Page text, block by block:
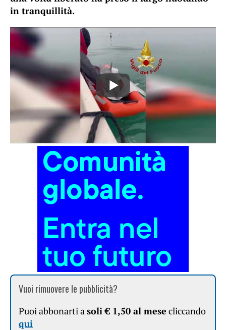
in tranquillità.
Vuoi rimuovere le pubblicità?
Puoi abbonarti a soli € 1,50 al mese cliccando
qui